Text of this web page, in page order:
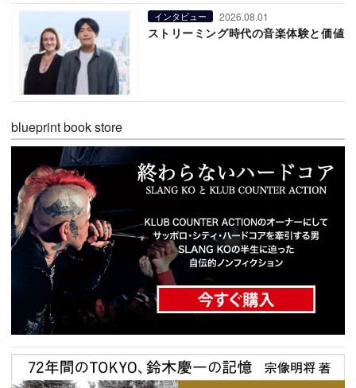
インタビュー 2026.08.01
ストリーミング時代の音楽体験と価値
blueprint book store